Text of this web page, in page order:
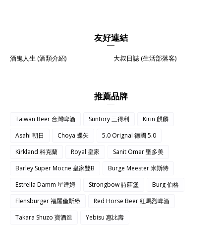
友好連結
酒鬼人生 (酒類介紹) 大叔日誌 (生活部落客)
推薦品牌
Taiwan Beer 台灣啤酒 Suntory 三得利
Kirin 麒麟
Asahi 朝日
Choya 蝶矢
5.0 Orignal 德國 5.0
Kirkland 科克蘭
Royal 皇家
Sanit Omer 聖多美
Barley Super Mocne 皇家雙B
Burge Meester 米斯特
Estrella Damm 星達姆
Strongbow 詩莊堡
Burg 伯格
Flensburger 福羅倫斯堡
Red Horse Beer 紅馬烈啤酒
Takara Shuzo 寶酒造
Yebisu 惠比壽